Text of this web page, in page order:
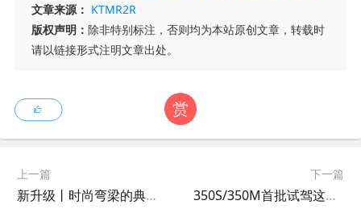
文章来源： KTMR2R
版权声明： 除非特别标注，否则均为本站原创文章，转载时
请以链接形式注明文章出处。
赏
上一篇
新升级丨时尚弯梁的典范--飞阳Ⅱ SY110-42C
下一篇
350S/350M首批试驾这周末即将开启！